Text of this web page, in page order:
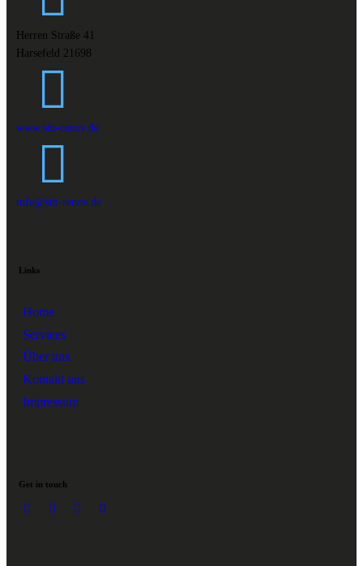
Herren Straße 41
Harsefeld 21698
www.stb-renov.de
info@stb-renov.de
Links
Home
Services
Über uns
Kontakt uns
Impressum
Get in touch